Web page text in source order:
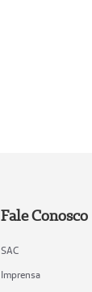
Fale Conosco
SAC
Imprensa